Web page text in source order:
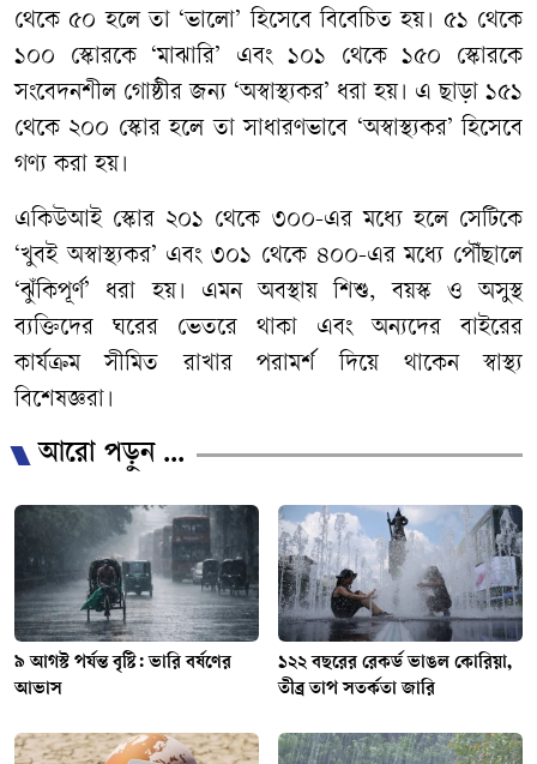
থেকে ৫০ হলে তা ‘ভালো’ হিসেবে বিবেচিত হয়। ৫১ থেকে
১০০ স্কোরকে ‘মাঝারি’ এবং ১০১ থেকে ১৫০ স্কোরকে
সংবেদনশীল গোষ্ঠীর জন্য ‘অস্বাস্থ্যকর’ ধরা হয়। এ ছাড়া ১৫১
থেকে ২০০ স্কোর হলে তা সাধারণভাবে ‘অস্বাস্থ্যকর’ হিসেবে
গণ্য করা হয়।
একিউআই স্কোর ২০১ থেকে ৩০০-এর মধ্যে হলে সেটিকে
‘খুবই অস্বাস্থ্যকর’ এবং ৩০১ থেকে ৪০০-এর মধ্যে পৌঁছালে
‘ঝুঁকিপূর্ণ’ ধরা হয়। এমন অবস্থায় শিশু, বয়স্ক ও অসুস্থ
ব্যক্তিদের ঘরের ভেতরে থাকা এবং অন্যদের বাইরের
কার্যক্রম সীমিত রাখার পরামর্শ দিয়ে থাকেন স্বাস্থ্য
বিশেষজ্ঞরা।
আরো পড়ুন ...
৯ আগস্ট পর্যন্ত বৃষ্টি: ভারি বর্ষণের
আভাস
১২২ বছরের রেকর্ড ভাঙল কোরিয়া,
তীব্র তাপ সতর্কতা জারি